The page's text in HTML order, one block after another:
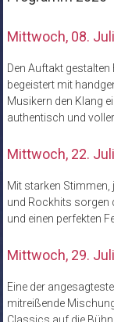
Mittwoch, 08.
Den Auftakt
begeistert mit
Musikern den Klang
authentisch und voller
Mittwoch, 22.
Mit starken Stimmen,
und Rockhits sorgen
und einen perfekten
Mittwoch, 29.
Eine der
mitreißende